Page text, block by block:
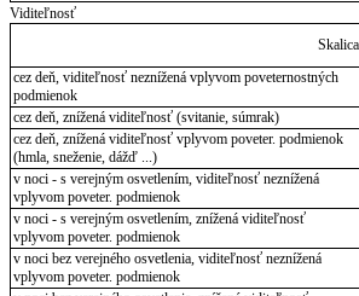
Viditeľnosť
Skalica
cez deň, viditeľnosť neznížená vplyvom poveternostných
podmienok
cez deň, znížená viditeľnosť (svitanie, súmrak)
cez deň, znížená viditeľnosť vplyvom poveter. podmienok
(hmla, sneženie, dážď ...)
v noci - s verejným osvetlením, viditeľnosť neznížená
vplyvom poveter. podmienok
v noci - s verejným osvetlením, znížená viditeľnosť
vplyvom poveter. podmienok
v noci bez verejného osvetlenia, viditeľnosť neznížená
vplyvom poveter. podmienok